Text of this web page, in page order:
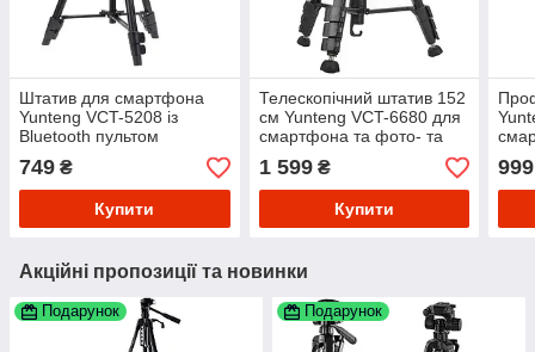
Штатив для смартфона
Yunteng VCT-5208 із
Bluetooth пультом
749 ₴
Купити
Телескопічний штатив 152
см Yunteng VCT-6680 для
смартфона та фото- та
відеокамер
1 599₴
Купити
999
Акційні пропозиції та новинки
Подарунок Подарунок